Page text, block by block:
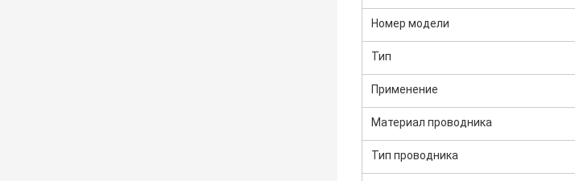
Номер модели
Тип
Применение
Материал проводника
Тип проводника